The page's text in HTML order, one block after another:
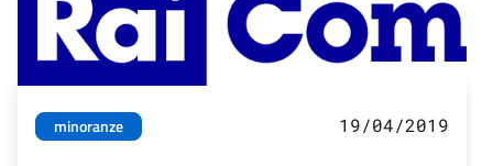
minoranze 19/04/2019